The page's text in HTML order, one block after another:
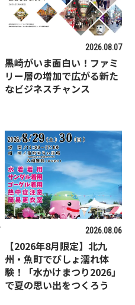
2026.08.07
黒崎がいま面白い！ファミ
リー層の増加で広がる新た
なビジネスチャンス
2026.08.06
【2026年8月限定】北九
州・魚町でびしょ濡れ体
験！「水かけまつり2026」
で夏の思い出をつくろう